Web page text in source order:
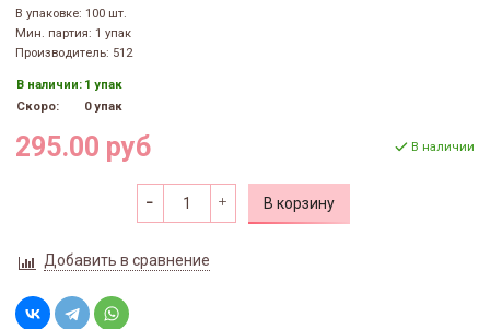
В упаковке: 100 шт.
Мин. партия: 1 упак
Производитель: 512
В наличии: 1 упак
Скоро:
0 упак
295.00 руб В наличии
В корзину
Добавить в сравнение